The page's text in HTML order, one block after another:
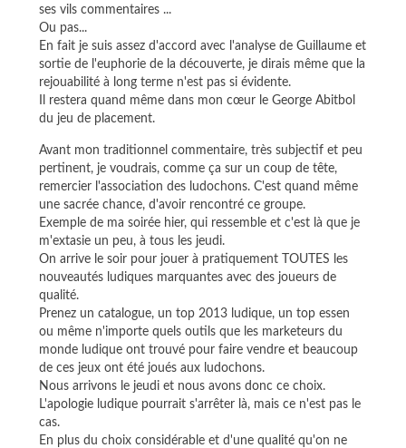
ses vils commentaires ...
Ou pas...
En fait je suis assez d'accord avec l'analyse de Guillaume et
sortie de l'euphorie de la découverte, je dirais même que la
rejouabilité à long terme n'est pas si évidente.
Il restera quand même dans mon cœur le George Abitbol
du jeu de placement.
Avant mon traditionnel commentaire, très subjectif et peu
pertinent, je voudrais, comme ça sur un coup de tête,
remercier l'association des ludochons. C'est quand même
une sacrée chance, d'avoir rencontré ce groupe.
Exemple de ma soirée hier, qui ressemble et c'est là que je
m'extasie un peu, à tous les jeudi.
On arrive le soir pour jouer à pratiquement TOUTES les
nouveautés ludiques marquantes avec des joueurs de
qualité.
Prenez un catalogue, un top 2013 ludique, un top essen
ou même n'importe quels outils que les marketeurs du
monde ludique ont trouvé pour faire vendre et beaucoup
de ces jeux ont été joués aux ludochons.
Nous arrivons le jeudi et nous avons donc ce choix.
L'apologie ludique pourrait s'arrêter là, mais ce n'est pas le
cas.
En plus du choix considérable et d'une qualité qu'on ne